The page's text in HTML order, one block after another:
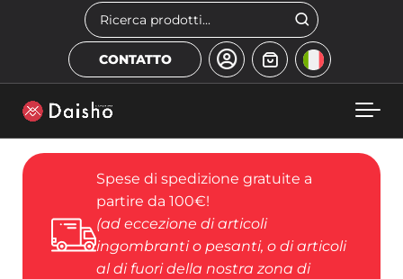
Skip to main content Cerca
CONTATTO
Spese di spedizione gratuite a
partire da 100€!
(ad eccezione di articoli
ingombranti o pesanti, o di articoli
al di fuori della nostra zona di